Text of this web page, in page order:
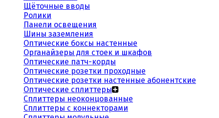
Щёточные вводы
Ролики
Панели освещения
Шины заземления
Оптические боксы настенные
Органайзеры для стоек и шкафов
Оптические патч-корды
Оптические розетки проходные
Оптические розетки настенные абонентские
Оптические сплиттеры
Сплиттеры неоконцованные
Сплиттеры с коннекторами